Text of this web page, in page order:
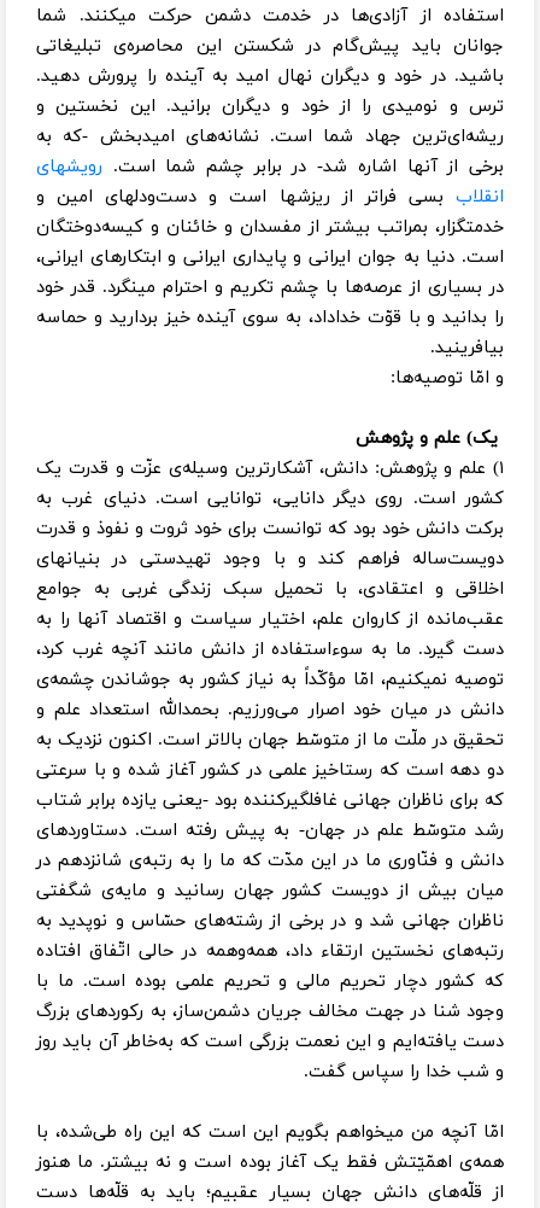
استفاده از آزادی‌ها در خدمت دشمن حرکت میکنند. شما
جوانان باید پیش‌گام در شکستن این محاصره‌ی تبلیغاتی
باشید. در خود و دیگران نهال امید به آینده را پرورش دهید.
ترس و نومیدی را از خود و دیگران برانید. این نخستین و
ریشه‌ای‌ترین جهاد شما است. نشانه‌های امیدبخش -که به
برخی از آنها اشاره شد- در برابر چشم شما است. رویشهای
انقلاب بسی فراتر از ریزشها است و دست‌ودلهای امین و
خدمتگزار، بمراتب بیشتر از مفسدان و خائنان و کیسه‌دوختگان
است. دنیا به جوان ایرانی و پایداری ایرانی و ابتکارهای ایرانی،
در بسیاری از عرصه‌ها با چشم تکریم و احترام مینگرد. قدر خود
را بدانید و با قوّت خداداد، به سوی ‌آینده خیز بردارید و حماسه
بیافرینید.
و امّا توصیه‌ها:
یک) علم و پژوهش
۱) علم و پژوهش: دانش،‌ آشکارترین وسیله‌ی عزّت و قدرت یک
کشور است. روی دیگر دانایی، توانایی است. دنیای غرب به
برکت دانش خود بود که توانست برای خود ثروت و نفوذ و قدرت
دویست‌ساله فراهم کند و با وجود تهیدستی در بنیانهای
اخلاقی و اعتقادی، با تحمیل سبک زندگی غربی به جوامع
عقب‌مانده از کاروان علم، اختیار سیاست و اقتصاد آنها را به
دست گیرد. ما به سوءاستفاده از دانش مانند آنچه غرب کرد،
توصیه نمیکنیم، امّا مؤکّداً به نیاز کشور به جوشاندن چشمه‌ی
دانش در میان خود اصرار می‌ورزیم. بحمدالله استعداد علم و
تحقیق در ملّت ما از متوسّط جهان بالاتر است. اکنون نزدیک به
دو دهه است که رستاخیز علمی در کشور آغاز شده و با سرعتی
که برای ناظران جهانی غافلگیرکننده بود -یعنی یازده برابر شتاب
رشد متوسّط علم در جهان- به پیش رفته است. دستاوردهای
دانش و فنّاوری ما در این مدّت که ما را به رتبه‌ی شانزدهم در
میان بیش از دویست کشور جهان رسانید و مایه‌ی شگفتی
ناظران جهانی شد و در برخی از رشته‌های حسّاس و نوپدید به
رتبه‌های نخستین ارتقاء داد، همه‌وهمه در حالی اتّفاق افتاده
که کشور دچار تحریم مالی و تحریم علمی بوده است. ما با
وجود شنا در جهت مخالف جریان دشمن‌ساز، به رکوردهای بزرگ
دست یافته‌ایم و این نعمت بزرگی است که به‌خاطر آن باید روز
و شب خدا را سپاس گفت.
امّا آنچه من میخواهم بگویم این است که این راه طی‌شده، با
همه‌ی اهمّیّتش فقط یک آغاز بوده است و نه بیشتر. ما هنوز
از قلّه‌های دانش جهان بسیار عقبیم؛ باید به قلّه‌ها دست